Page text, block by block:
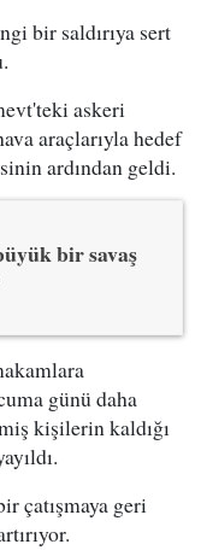
bir saldırıya sert
askeri
araçlarıyla hedef
ardından geldi.
bir savaş
günü daha
kişilerin kaldığı
çatışmaya geri